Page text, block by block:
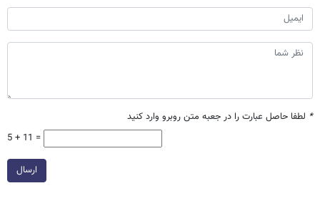
* لطفا حاصل عبارت را در جعبه متن روبرو وارد کنید
5 + 11 =
ارسال